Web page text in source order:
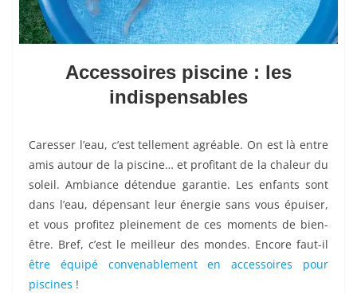
Accessoires piscine : les
indispensables
Caresser l’eau, c’est tellement agréable. On est là entre
amis autour de la piscine… et profitant de la chaleur du
soleil. Ambiance détendue garantie. Les enfants sont
dans l’eau, dépensant leur énergie sans vous épuiser,
et vous profitez pleinement de ces moments de bien-
être. Bref, c’est le meilleur des mondes. Encore faut-il
être équipé convenablement en accessoires pour
piscines !